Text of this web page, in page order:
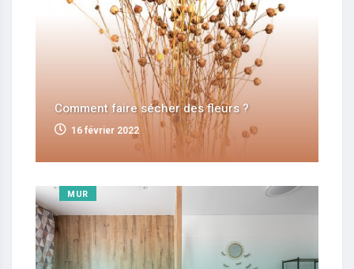
Comment faire sécher des fleurs ?
16 février 2022
MUR